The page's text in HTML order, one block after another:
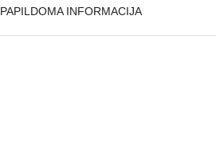
PAPILDOMA INFORMACIJA